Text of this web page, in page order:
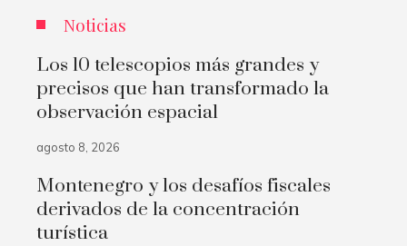
Noticias
Los 10 telescopios más grandes y
precisos que han transformado la
observación espacial
agosto 8, 2026
Montenegro y los desafíos fiscales
derivados de la concentración
turística